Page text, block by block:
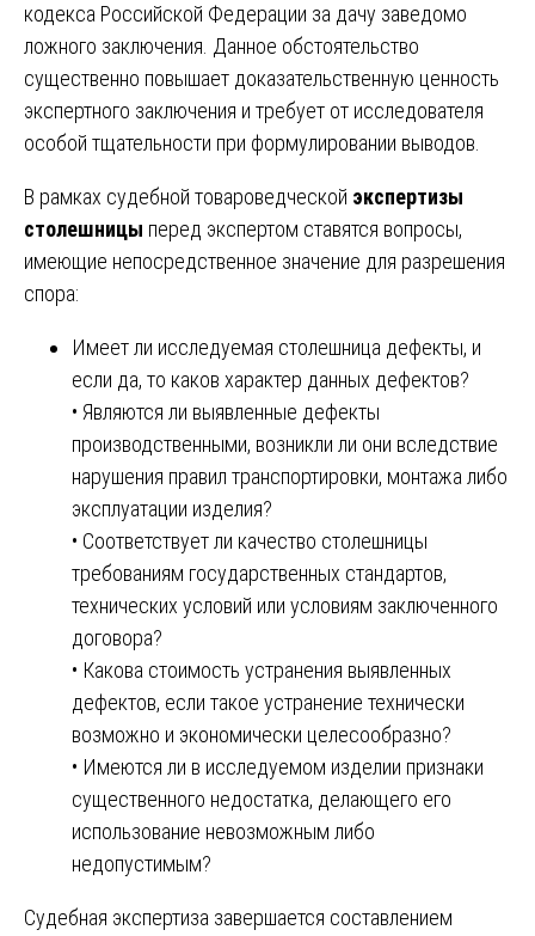
кодекса Российской Федерации за дачу заведомо
ложного заключения. Данное обстоятельство
существенно повышает доказательственную ценность
экспертного заключения и требует от исследователя
особой тщательности при формулировании выводов.
В рамках судебной товароведческой экспертизы
столешницы перед экспертом ставятся вопросы,
имеющие непосредственное значение для разрешения
спора:
Имеет ли исследуемая столешница дефекты, и
если да, то каков характер данных дефектов?
• Являются ли выявленные дефекты
производственными, возникли ли они вследствие
нарушения правил транспортировки, монтажа либо
эксплуатации изделия?
• Соответствует ли качество столешницы
требованиям государственных стандартов,
технических условий или условиям заключенного
договора?
• Какова стоимость устранения выявленных
дефектов, если такое устранение технически
возможно и экономически целесообразно?
• Имеются ли в исследуемом изделии признаки
существенного недостатка, делающего его
использование невозможным либо
недопустимым?
Судебная экспертиза завершается составлением